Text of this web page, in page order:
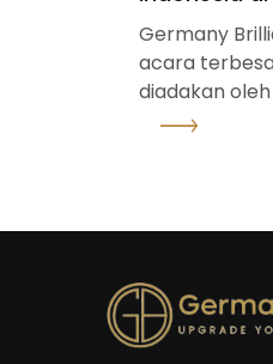
Germany
acara
diadakan oleh